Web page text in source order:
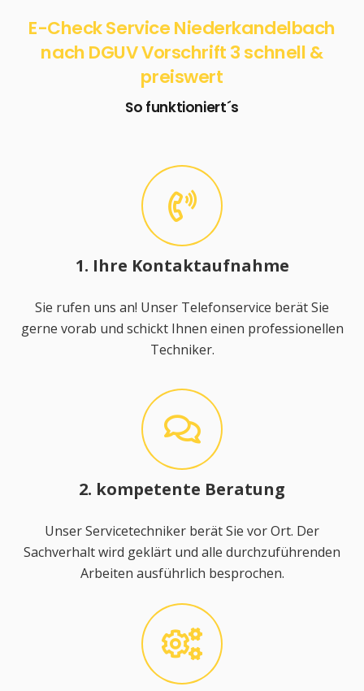
E-Check Service Niederkandelbach
nach DGUV Vorschrift 3 schnell &
preiswert
So funktioniert´s
1. Ihre Kontaktaufnahme
Sie rufen uns an! Unser Telefonservice berät Sie
gerne vorab und schickt Ihnen einen professionellen
Techniker.
2. kompetente Beratung
Unser Servicetechniker berät Sie vor Ort. Der
Sachverhalt wird geklärt und alle durchzuführenden
Arbeiten ausführlich besprochen.